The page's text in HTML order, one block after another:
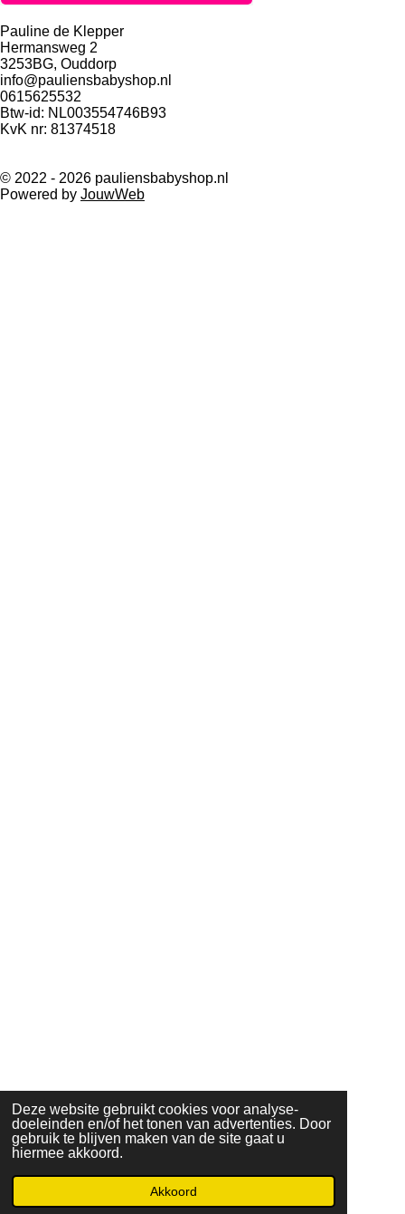
Deze website gebruikt cookies voor analyse-
doeleinden en/of het tonen van advertenties. Door
gebruik te blijven maken van de site gaat u
hiermee akkoord.
Akkoord
Pauline de Klepper
Hermansweg 2
3253BG, Ouddorp
info@pauliensbabyshop.nl
0615625532
Btw-id: NL003554746B93
KvK nr: 81374518
© 2022 - 2026 pauliensbabyshop.nl
Powered by JouwWeb